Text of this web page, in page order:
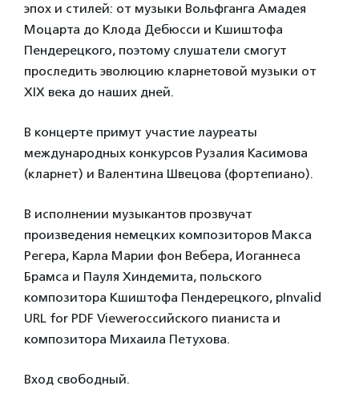
эпох и стилей: от музыки Вольфганга Амадея
Моцарта до Клода Дебюсси и Кшиштофа
Пендерецкого, поэтому слушатели смогут
проследить эволюцию кларнетовой музыки от
XIX века до наших дней.
В концерте примут участие лауреаты
международных конкурсов Рузалия Касимова
(кларнет) и Валентина Швецова (фортепиано).
В исполнении музыкантов прозвучат
произведения немецких композиторов Макса
Регера, Карла Марии фон Вебера, Иоганнеса
Брамса и Пауля Хиндемита, польского
композитора Кшиштофа Пендерецкого, рInvalid
URL for PDF Viewerоссийского пианиста и
композитора Михаила Петухова.
Вход свободный.